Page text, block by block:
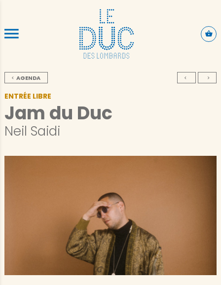
ALLER AU CONTENU PRINCIPAL
AGENDA
ENTRÉE LIBRE
Jam du Duc
Neil Saidi